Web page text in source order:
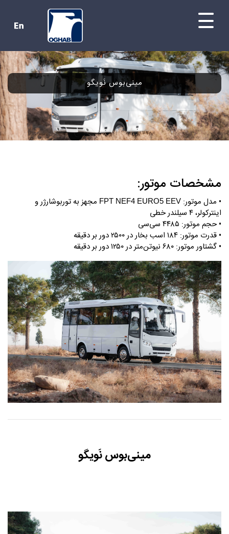
مینی‌بوس نَویگو
مشخصات موتور:
• مدل موتور: FPT NEF4 EURO5 EEV مجهز به توربوشارژر و
اینترکولر، ۴ سیلندر خطی
• حجم موتور: ۴۴۸۵ سی‌سی
• قدرت موتور: ۱۸۴ اسب بخار در ۲۵۰۰ دور بر دقیقه
• گشتاور موتور: ۶۸۰ نیوتن‌متر در ۱۲۵۰ دور بر دقیقه
مینی‌بوس نَویگو